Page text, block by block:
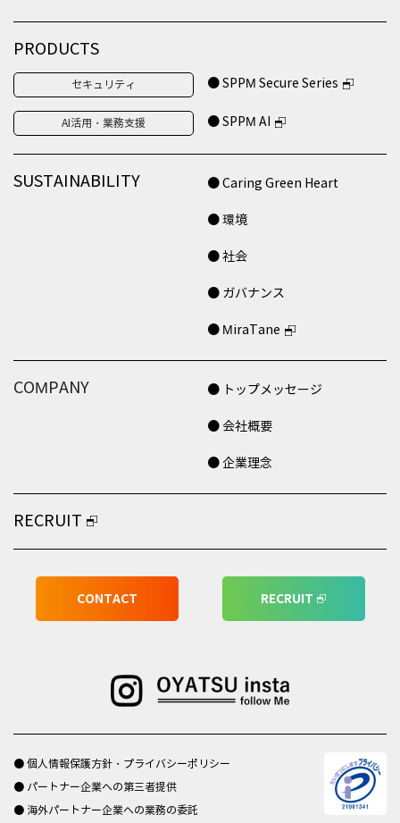
PRODUCTS
セキュリティ ● SPPM Secure Series
AI活用・業務支援 ● SPPM AI
SUSTAINABILITY ● Caring Green Heart
● 環境
● 社会
● ガバナンス
● MiraTane
COMPANY ● トップメッセージ
● 会社概要
● 企業理念
RECRUIT
CONTACT RECRUIT
● 個人情報保護方針・プライバシーポリシー
● パートナー企業への第三者提供
● 海外パートナー企業への業務の委託